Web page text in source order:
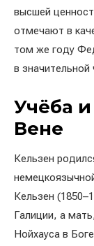
высшей
отмечают в
том же году
в значительной
Учёба
Вене
Кельзен
Кельзен
Галиции, а
Нойхауса в